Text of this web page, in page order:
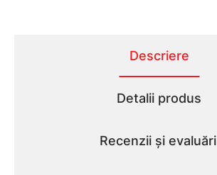
Descriere
Detalii produs
Recenzii și evaluări